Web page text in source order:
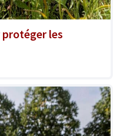
les